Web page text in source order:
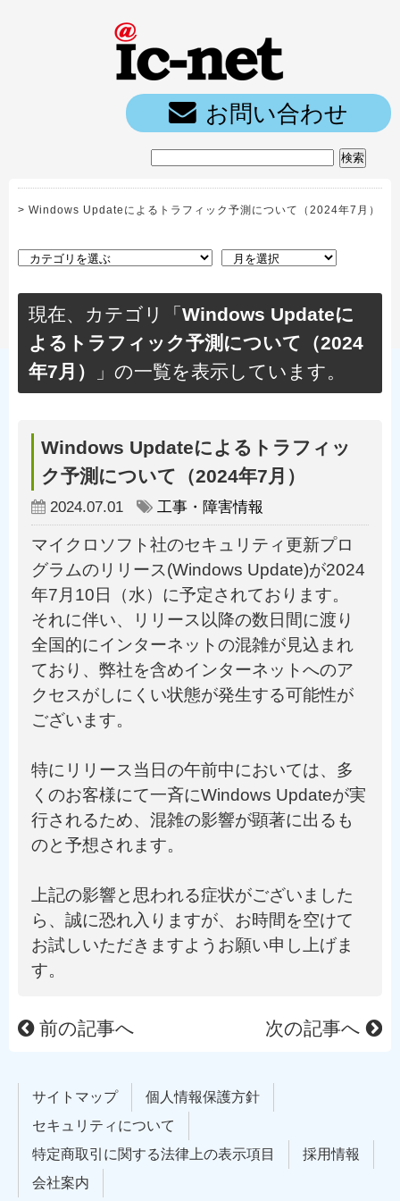
お問い合わせ
> Windows Updateによるトラフィック予測について（2024年7月）
現在、カテゴリ「 Windows Updateに
よるトラフィック予測について（2024
年7月）
」の一覧を表示しています。
Windows Updateによるトラフィッ
ク予測について（2024年7月）
2024.07.01 工事・障害情報
マイクロソフト社のセキュリティ更新プロ
グラムのリリース(Windows Update)が2024
年7月10日（水）に予定されております。
それに伴い、リリース以降の数日間に渡り
全国的にインターネットの混雑が見込まれ
ており、弊社を含めインターネットへのア
クセスがしにくい状態が発生する可能性が
ございます。
特にリリース当日の午前中においては、多
くのお客様にて一斉にWindows Updateが実
行されるため、混雑の影響が顕著に出るも
のと予想されます。
上記の影響と思われる症状がございました
ら、誠に恐れ入りますが、お時間を空けて
お試しいただきますようお願い申し上げま
す。
前の記事へ 次の記事へ
サイトマップ
個人情報保護方針
セキュリティについて
特定商取引に関する法律上の表示項目
採用情報
会社案内